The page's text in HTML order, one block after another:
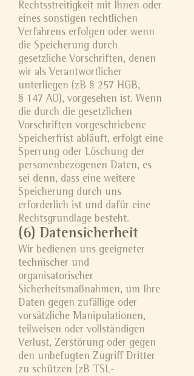
Rechtsstreitigkeit mit Ihnen oder
eines sonstigen rechtlichen
Verfahrens erfolgen oder wenn
die Speicherung durch
gesetzliche Vorschriften, denen
wir als Verantwortlicher
unterliegen (zB § 257 HGB,
§ 147 AO), vorgesehen ist. Wenn
die durch die gesetzlichen
Vorschriften vorgeschriebene
Speicherfrist abläuft, erfolgt eine
Sperrung oder Löschung der
personenbezogenen Daten, es
sei denn, dass eine weitere
Speicherung durch uns
erforderlich ist und dafür eine
Rechtsgrundlage besteht.
(6) Datensicherheit
Wir bedienen uns geeigneter
technischer und
organisatorischer
Sicherheitsmaßnahmen, um Ihre
Daten gegen zufällige oder
vorsätzliche Manipulationen,
teilweisen oder vollständigen
Verlust, Zerstörung oder gegen
den unbefugten Zugriff Dritter
zu schützen (zB TSL-